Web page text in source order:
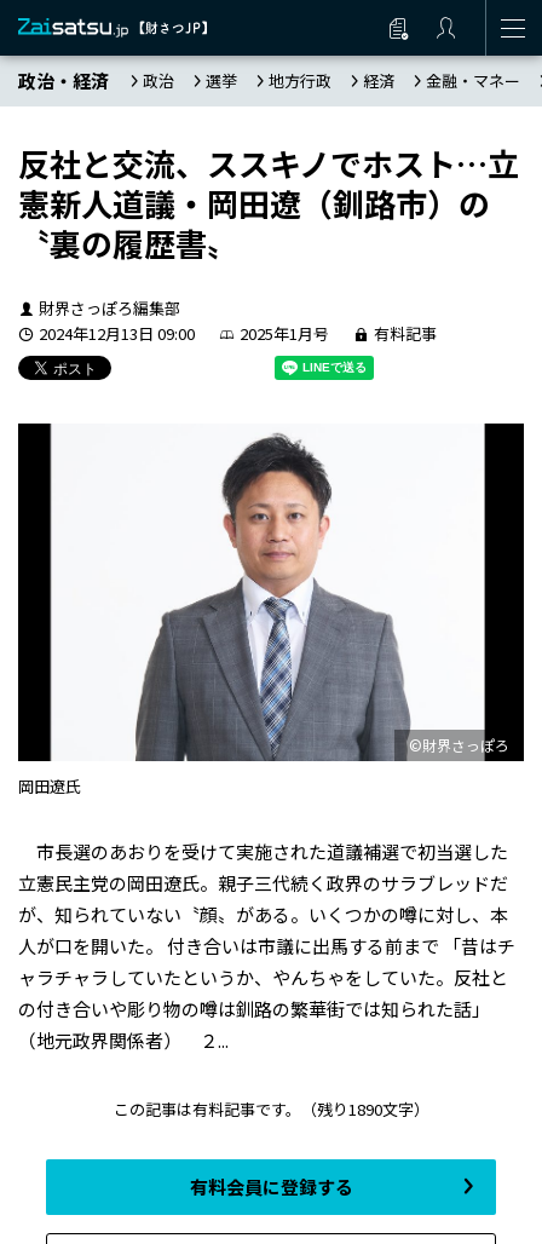
政治・経済 政治 選挙 地方行政 経済 金融・マネー
反社と交流、ススキノでホスト…立
憲新人道議・岡田遼（釧路市）の
〝裏の履歴書〟
財界さっぽろ編集部
2024年12月13日 09:00
2025年1月号 有料記事
©財界さっぽろ
岡田遼氏
市長選のあおりを受けて実施された道議補選で初当選した
立憲民主党の岡田遼氏。親子三代続く政界のサラブレッドだ
が、知られていない〝顔〟がある。いくつかの噂に対し、本
人が口を開いた。 付き合いは市議に出馬する前まで 「昔はチ
ャラチャラしていたというか、やんちゃをしていた。反社と
の付き合いや彫り物の噂は釧路の繁華街では知られた話」
（地元政界関係者） ２...
この記事は有料記事です。 （残り1890文字）
有料会員に登録する